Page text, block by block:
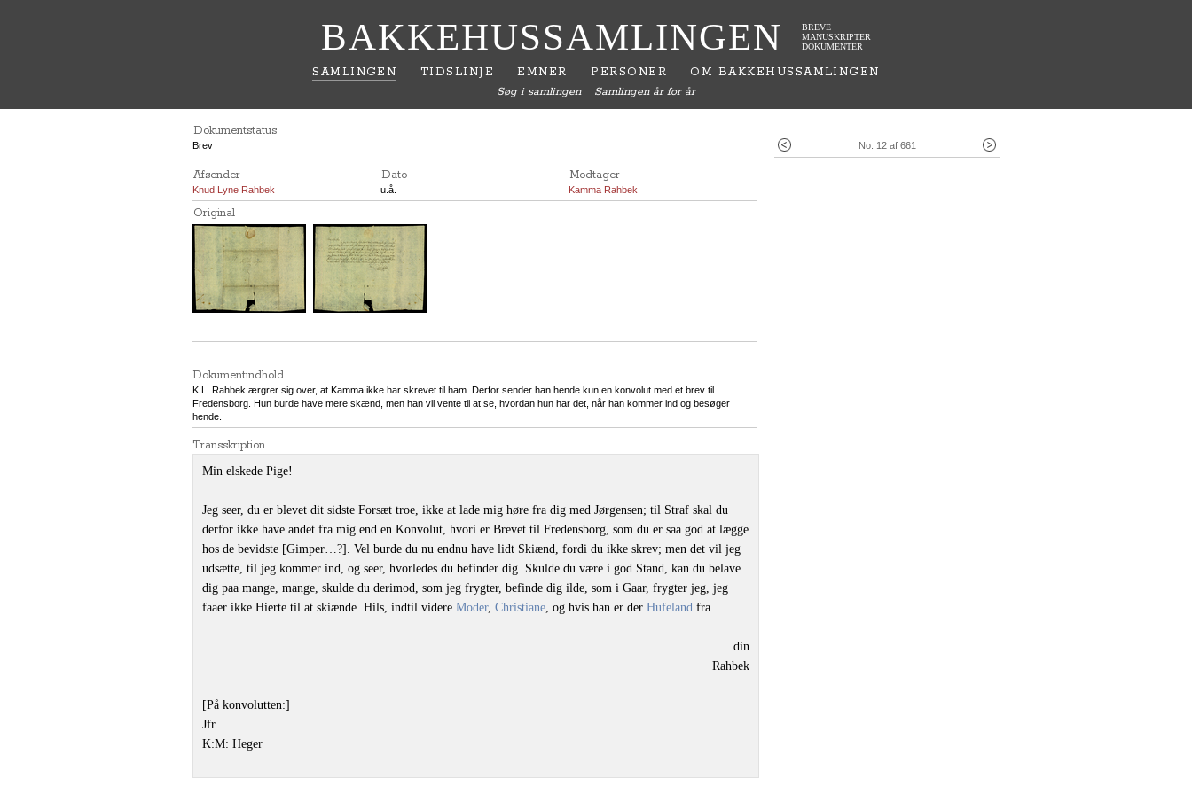
BAKKEHUSSAMLINGEN
BREVE
MANUSKRIPTER
DOKUMENTER
SAMLINGEN TIDSLINJE EMNER PERSONER OM BAKKEHUSSAMLINGEN
Søg i samlingen Samlingen år for år
No. 12 af 661
Dokumentstatus
Brev
Afsender Dato Modtager
Knud Lyne Rahbek u.å. Kamma Rahbek
Original
Dokumentindhold
K.L. Rahbek ærgrer sig over, at Kamma ikke har skrevet til ham. Derfor sender han hende kun en konvolut med et brev til
Fredensborg. Hun burde have mere skænd, men han vil vente til at se, hvordan hun har det, når han kommer ind og besøger
hende.
Transskription
Min elskede Pige!
Jeg seer, du er blevet dit sidste Forsæt troe, ikke at lade mig høre fra dig med Jørgensen; til Straf skal du
derfor ikke have andet fra mig end en Konvolut, hvori er Brevet til Fredensborg, som du er saa god at lægge
hos de bevidste [Gimper…?]. Vel burde du nu endnu have lidt Skiænd, fordi du ikke skrev; men det vil jeg
udsætte, til jeg kommer ind, og seer, hvorledes du befinder dig. Skulde du være i god Stand, kan du belave
dig paa mange, mange, skulde du derimod, som jeg frygter, befinde dig ilde, som i Gaar, frygter jeg, jeg
faaer ikke Hierte til at skiænde. Hils, indtil videre Moder, Christiane, og hvis han er der Hufeland fra
din
Rahbek
[På konvolutten:]
Jfr
K:M: Heger